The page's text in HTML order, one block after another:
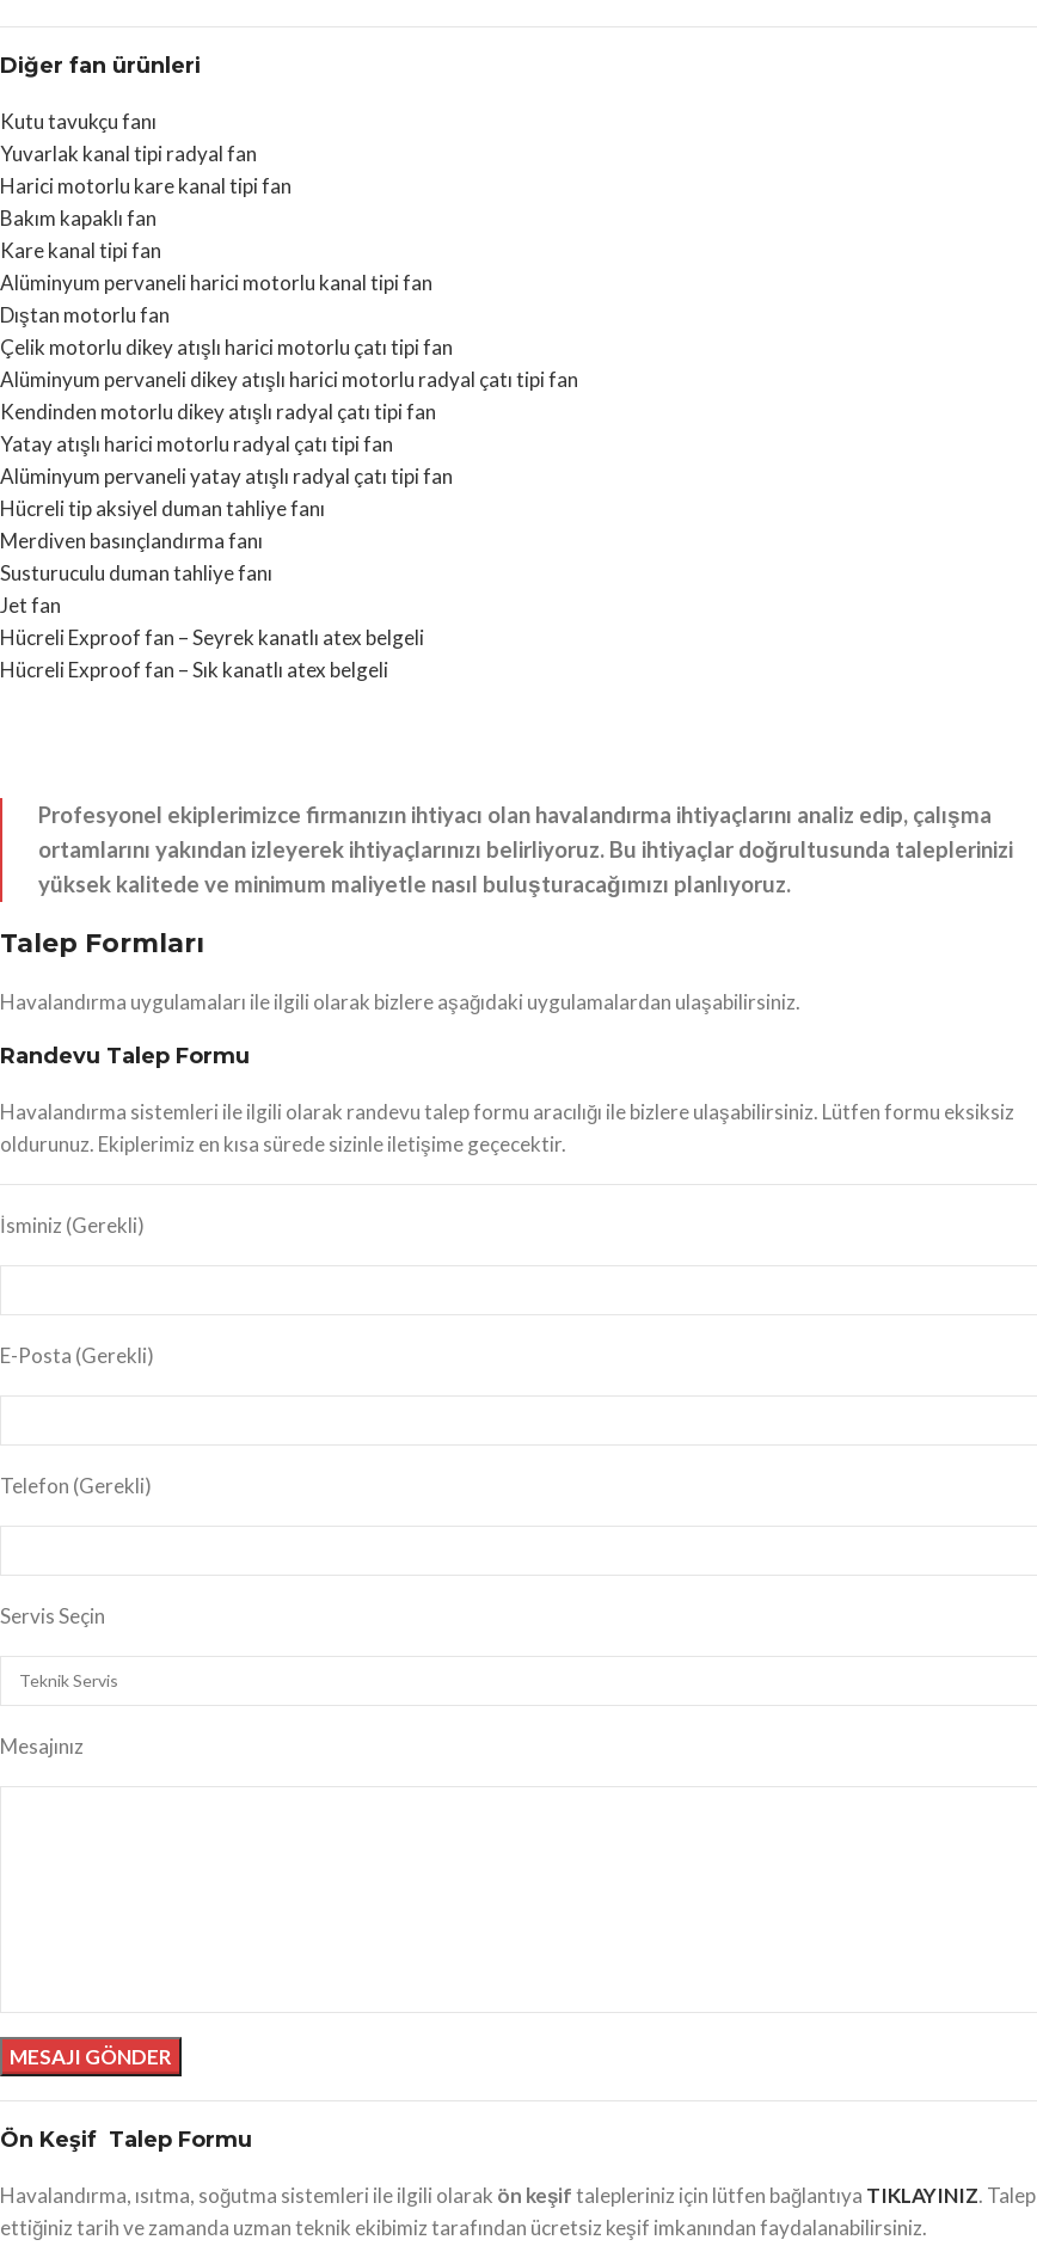
Diğer fan ürünleri
Kutu tavukçu fanı
Yuvarlak kanal tipi radyal fan
Harici motorlu kare kanal tipi fan
Bakım kapaklı fan
Kare kanal tipi fan
Alüminyum pervaneli harici motorlu kanal tipi fan
Dıştan motorlu fan
Çelik motorlu dikey atışlı harici motorlu çatı tipi fan
Alüminyum pervaneli dikey atışlı harici motorlu radyal çatı tipi fan
Kendinden motorlu dikey atışlı radyal çatı tipi fan
Yatay atışlı harici motorlu radyal çatı tipi fan
Alüminyum pervaneli yatay atışlı radyal çatı tipi fan
Hücreli tip aksiyel duman tahliye fanı
Merdiven basınçlandırma fanı
Susturuculu duman tahliye fanı
Jet fan
Hücreli Exproof fan – Seyrek kanatlı atex belgeli
Hücreli Exproof fan – Sık kanatlı atex belgeli
Profesyonel ekiplerimizce firmanızın ihtiyacı olan havalandırma ihtiyaçlarını analiz edip, çalışma
ortamlarını yakından izleyerek ihtiyaçlarınızı belirliyoruz. Bu ihtiyaçlar doğrultusunda taleplerinizi
yüksek kalitede ve minimum maliyetle nasıl buluşturacağımızı planlıyoruz.
Talep Formları
Havalandırma uygulamaları ile ilgili olarak bizlere aşağıdaki uygulamalardan ulaşabilirsiniz.
Randevu Talep Formu
Havalandırma sistemleri ile ilgili olarak randevu talep formu aracılığı ile bizlere ulaşabilirsiniz. Lütfen formu eksiksiz
oldurunuz. Ekiplerimiz en kısa sürede sizinle iletişime geçecektir.
İsminiz (Gerekli)
E-Posta (Gerekli)
Telefon (Gerekli)
Servis Seçin
Mesajınız
Ön Keşif Talep Formu
Havalandırma, ısıtma, soğutma sistemleri ile ilgili olarak ön keşiftalepleriniz için lütfen bağlantıya TIKLAYINIZ. Talep
ettiğiniz tarih ve zamanda uzman teknik ekibimiz tarafından ücretsiz keşif imkanından faydalanabilirsiniz.